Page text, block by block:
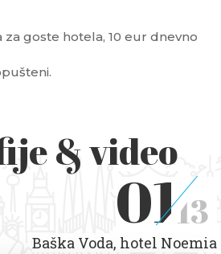
goste hotela, 10 eur dnevno
& video
0113
Baška Voda, hotel Noemia